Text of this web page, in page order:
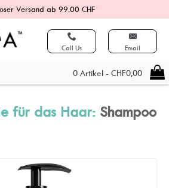
Versand ab 99.00 CHF
Call Us Email
0 Artikel - CHF0,00
für das Haar: Shampoo